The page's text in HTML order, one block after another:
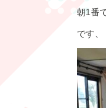
朝1番
です、